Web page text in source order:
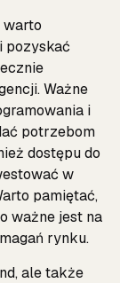
pozyskać
Ważne
i
potrzebom
dostępu do
w
pamiętać,
ważne jest na
rynku.
ale także